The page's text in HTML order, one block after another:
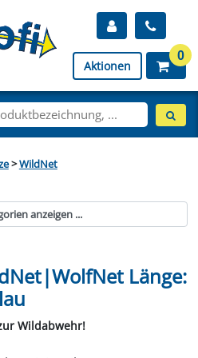
Aktionen
0
>WildNet
anzeigen ...
Länge:
Wildabwehr!